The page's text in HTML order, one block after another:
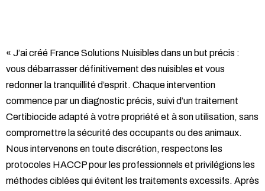
« J’ai créé France Solutions Nuisibles dans un but précis :
vous débarrasser définitivement des nuisibles et vous
redonner la tranquillité d’esprit. Chaque intervention
commence par un diagnostic précis, suivi d’un traitement
Certibiocide adapté à votre propriété et à son utilisation, sans
compromettre la sécurité des occupants ou des animaux.
Nous intervenons en toute discrétion, respectons les
protocoles HACCP pour les professionnels et privilégions les
méthodes ciblées qui évitent les traitements excessifs. Après